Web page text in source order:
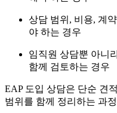
상담 범위, 비용, 계
야 하는 경우
임직원 상담뿐 아니
함께 검토하는 경우
EAP 도입 상담은 단순 견
범위를 함께 정리하는 과